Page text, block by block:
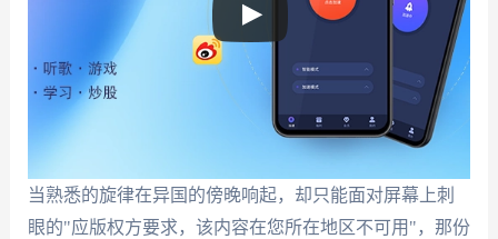
当熟悉的旋律在异国的傍晚响起，却只能面对屏幕上刺
眼的"应版权方要求，该内容在您所在地区不可用"，那份